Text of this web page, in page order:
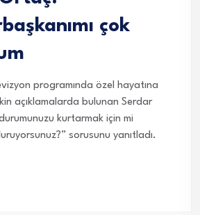
çok
programında özel hayatına
açıklamalarda bulunan Serdar
kurtarmak için mi
sorusunu yanıtladı.